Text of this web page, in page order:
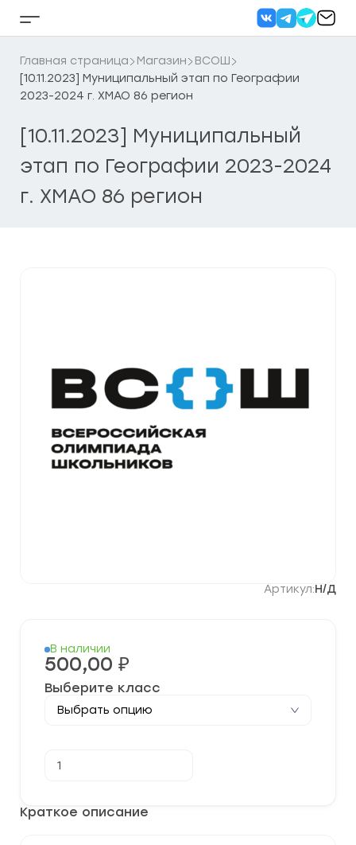
Кнопка
бокового
меню
Главная страница Магазин
ВСОШ
[10.11.2023] Муниципальный этап по Географии
2023-2024 г. ХМАО 86 регион
[10.11.2023] Муниципальный
этап по Географии 2023-2024
г. ХМАО 86 регион
Артикул:Н/Д
Краткое описание
В наличии
500,00 ₽
Выберите класс
товара
этап
по